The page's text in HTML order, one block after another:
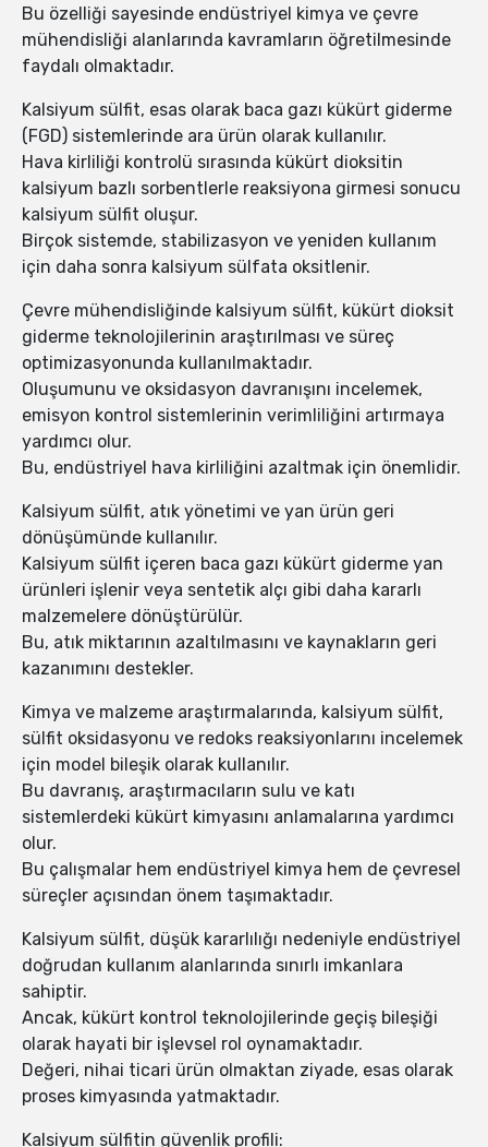
Bu özelliği sayesinde endüstriyel kimya ve çevre
mühendisliği alanlarında kavramların öğretilmesinde
faydalı olmaktadır.
Kalsiyum sülfit, esas olarak baca gazı kükürt giderme
(FGD) sistemlerinde ara ürün olarak kullanılır.
Hava kirliliği kontrolü sırasında kükürt dioksitin
kalsiyum bazlı sorbentlerle reaksiyona girmesi sonucu
kalsiyum sülfit oluşur.
Birçok sistemde, stabilizasyon ve yeniden kullanım
için daha sonra kalsiyum sülfata oksitlenir.
Çevre mühendisliğinde kalsiyum sülfit, kükürt dioksit
giderme teknolojilerinin araştırılması ve süreç
optimizasyonunda kullanılmaktadır.
Oluşumunu ve oksidasyon davranışını incelemek,
emisyon kontrol sistemlerinin verimliliğini artırmaya
yardımcı olur.
Bu, endüstriyel hava kirliliğini azaltmak için önemlidir.
Kalsiyum sülfit, atık yönetimi ve yan ürün geri
dönüşümünde kullanılır.
Kalsiyum sülfit içeren baca gazı kükürt giderme yan
ürünleri işlenir veya sentetik alçı gibi daha kararlı
malzemelere dönüştürülür.
Bu, atık miktarının azaltılmasını ve kaynakların geri
kazanımını destekler.
Kimya ve malzeme araştırmalarında, kalsiyum sülfit,
sülfit oksidasyonu ve redoks reaksiyonlarını incelemek
için model bileşik olarak kullanılır.
Bu davranış, araştırmacıların sulu ve katı
sistemlerdeki kükürt kimyasını anlamalarına yardımcı
olur.
Bu çalışmalar hem endüstriyel kimya hem de çevresel
süreçler açısından önem taşımaktadır.
Kalsiyum sülfit, düşük kararlılığı nedeniyle endüstriyel
doğrudan kullanım alanlarında sınırlı imkanlara
sahiptir.
Ancak, kükürt kontrol teknolojilerinde geçiş bileşiği
olarak hayati bir işlevsel rol oynamaktadır.
Değeri, nihai ticari ürün olmaktan ziyade, esas olarak
proses kimyasında yatmaktadır.
Kalsiyum sülfitin güvenlik profili: